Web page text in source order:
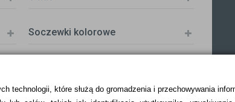
technologii, które służą do gromadzenia i przechowywania
Soczewki kolorowe